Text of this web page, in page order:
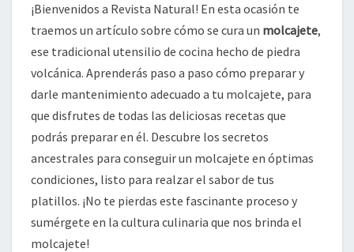
CÓMO
HACERLO
CORRECTAMENTE!
¡Bienvenidos a Revista Natural! En esta ocasión te
traemos un artículo sobre cómo se cura un molcajete,
ese tradicional utensilio de cocina hecho de piedra
volcánica. Aprenderás paso a paso cómo preparar y
darle mantenimiento adecuado a tu molcajete, para
que disfrutes de todas las deliciosas recetas que
podrás preparar en él. Descubre los secretos
ancestrales para conseguir un molcajete en óptimas
condiciones, listo para realzar el sabor de tus
platillos. ¡No te pierdas este fascinante proceso y
sumérgete en la cultura culinaria que nos brinda el
molcajete!